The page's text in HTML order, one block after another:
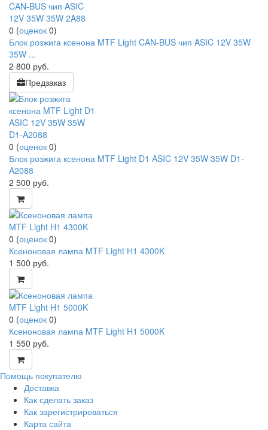
0 (оценок 0)
Блок розжига ксенона MTF Light CAN-BUS чип ASIC 12V 35W
35W ...
2 800 руб.
Предзаказ
0 (оценок 0)
Блок розжига ксенона MTF Light D1 ASIC 12V 35W 35W D1-
A2088
2 500 руб.
0 (оценок 0)
Ксеноновая лампа MTF Light H1 4300K
1 500 руб.
0 (оценок 0)
Ксеноновая лампа MTF Light H1 5000K
1 550 руб.
Помощь покупателю
Доставка
Как сделать заказ
Как зарегистрироваться
Карта сайта